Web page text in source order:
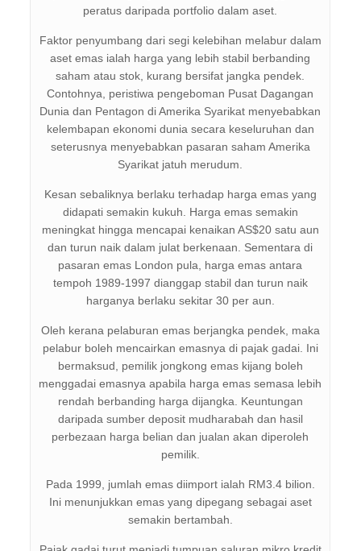
peratus daripada portfolio dalam aset.
Faktor penyumbang dari segi kelebihan melabur dalam
aset emas ialah harga yang lebih stabil berbanding
saham atau stok, kurang bersifat jangka pendek.
Contohnya, peristiwa pengeboman Pusat Dagangan
Dunia dan Pentagon di Amerika Syarikat menyebabkan
kelembapan ekonomi dunia secara keseluruhan dan
seterusnya menyebabkan pasaran saham Amerika
Syarikat jatuh merudum.
Kesan sebaliknya berlaku terhadap harga emas yang
didapati semakin kukuh. Harga emas semakin
meningkat hingga mencapai kenaikan AS$20 satu aun
dan turun naik dalam julat berkenaan. Sementara di
pasaran emas London pula, harga emas antara
tempoh 1989-1997 dianggap stabil dan turun naik
harganya berlaku sekitar 30 per aun.
Oleh kerana pelaburan emas berjangka pendek, maka
pelabur boleh mencairkan emasnya di pajak gadai. Ini
bermaksud, pemilik jongkong emas kijang boleh
menggadai emasnya apabila harga emas semasa lebih
rendah berbanding harga dijangka. Keuntungan
daripada sumber deposit mudharabah dan hasil
perbezaan harga belian dan jualan akan diperoleh
pemilik.
Pada 1999, jumlah emas diimport ialah RM3.4 bilion.
Ini menunjukkan emas yang dipegang sebagai aset
semakin bertambah.